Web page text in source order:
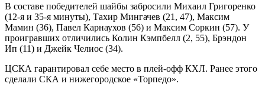
В составе победителей шайбы забросили Михаил Григоренко
(12-я и 35-я минуты), Тахир Мингачев (21, 47), Максим
Мамин (36), Павел Карнаухов (56) и Максим Соркин (57). У
проигравших отличились Колин Кэмпбелл (2, 55), Брэндон
Ип (11) и Джейк Челиос (34).
ЦСКА гарантировал себе место в плей-офф КХЛ. Ранее этого
сделали СКА и нижегородское «Торпедо».